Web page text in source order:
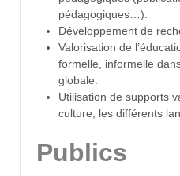
pédagogiques…).
Développement de
Valorisation de
formelle, informelle
globale.
Utilisation de supports
culture, les différents
Publics